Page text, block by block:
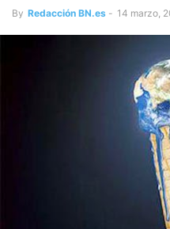
By Redacción BN.es - 14 marzo,